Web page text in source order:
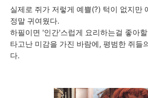
실제로 쥐가 저렇게 예쁠(?) 턱이 없지만
정말 귀여웠다.
하필이면 '인간'스럽게 요리하는걸 좋아
타고난 미감을 가진 바람에, 평범한 쥐들
다.